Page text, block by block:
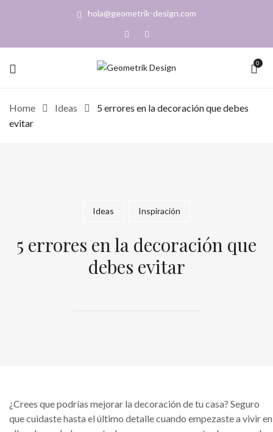
hola@geometrik-design.com
0
Home Ideas
5 errores en la decoración que debes
evitar
Ideas Inspiración
5 errores en la decoración que
debes evitar
¿Crees que podrías mejorar la decoración de tu casa? Seguro
que cuidaste hasta el último detalle cuando empezaste a vivir en